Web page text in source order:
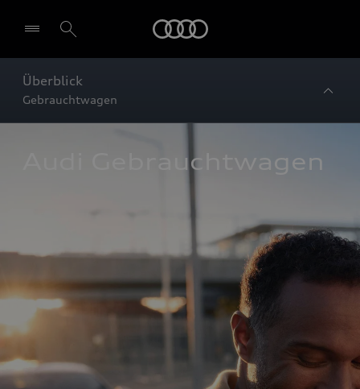
Überblick
Gebrauchtwagen
Audi Gebrauchtwagen